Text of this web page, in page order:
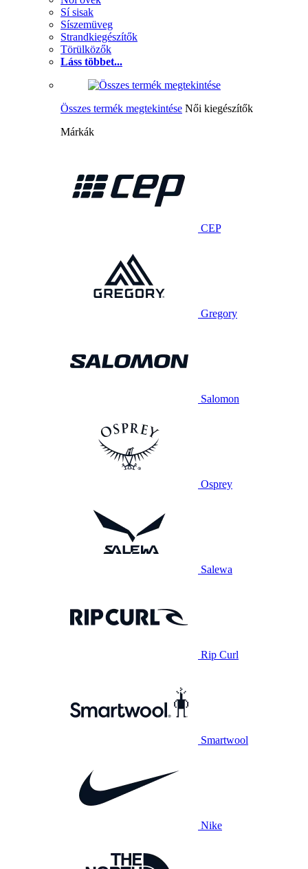
Sí sisak
Síszemüveg
Strandkiegészítők
Törülközők
Láss többet...
Összes termék megtekintése Női kiegészítők
Márkák
CEP
Gregory
Salomon
Osprey
Salewa
Rip Curl
Smartwool
Nike